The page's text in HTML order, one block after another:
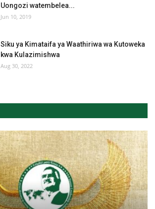
Uongozi watembelea...
Jun 10, 2019
Siku ya Kimataifa ya Waathiriwa wa Kutoweka
kwa Kulazimishwa
Aug 30, 2022